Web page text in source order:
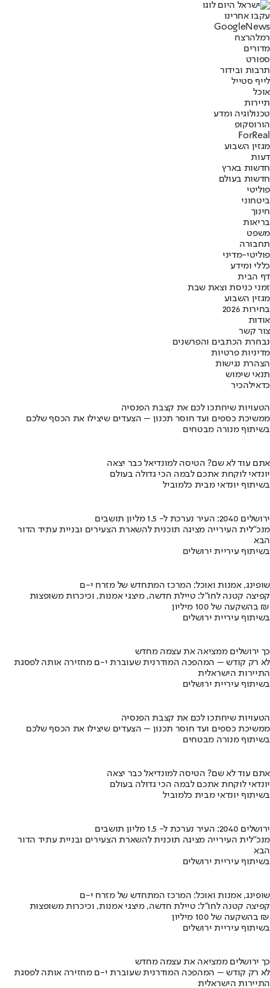
עקבו אחרינו
Googl eNews
רמלהרצח
מדורים
ספורט
תרבות ובידור
לייף סטייל
אוכל
תיירות
טכנולוגיה ומדע
הורוסקופ
ForReal
מגזין השבוע
דעות
חדשות בארץ
חדשות בעולם
פוליטי
ביטחוני
חינוך
בריאות
משפט
תחבורה
פוליטי-מדיני
כללי ומידע
דף הבית
זמני כניסת וצאת שבת
מגזין השבוע
בחירות 2026
אודות
צור קשר
נבחרת הכתבים והפרשנים
מדיניות פרטיות
הצהרת נגישות
תנאי שימוש
כדאילהכיר
הטעויות שיחתכו לכם את קצבת הפנסיה
ממשיכת כספים ועד חוסר תכנון – הצעדים שיצילו את הכסף שלכם
בשיתוף מנורה מבטחים
אתם עוד לא שם? הטיסה למונדיאל כבר יצאה
יונדאי לוקחת אתכם לבמה הכי גדולה בעולם
בשיתוף יונדאי מבית כלמוביל
ירושלים 2040: העיר נערכת ל- 1.5 מליון תושבים
מנכ"לית העירייה מציגה תוכנית להשארת הצעירים ובניית עתיד הדור
הבא
בשיתוף עיריית ירושלים
שופינג, אמנות ואוכל: המרכז המתחדש של מזרח י-ם
קפיצה קטנה לחו"ל: טיילת חדשה, מיצגי אמנות, וכיכרות משופצות
בהשקעה של 100 מיליון ₪
בשיתוף עיריית ירושלים
כך ירושלים ממציאה את עצמה מחדש
לא רק קודש – המהפכה המודרנית שעוברת י-ם מחזירה אותה לפסגת
התיירות הישראלית
בשיתוף עיריית ירושלים
הטעויות שיחתכו לכם את קצבת הפנסיה
ממשיכת כספים ועד חוסר תכנון – הצעדים שיצילו את הכסף שלכם
בשיתוף מנורה מבטחים
אתם עוד לא שם? הטיסה למונדיאל כבר יצאה
יונדאי לוקחת אתכם לבמה הכי גדולה בעולם
בשיתוף יונדאי מבית כלמוביל
ירושלים 2040: העיר נערכת ל- 1.5 מליון תושבים
מנכ"לית העירייה מציגה תוכנית להשארת הצעירים ובניית עתיד הדור
הבא
בשיתוף עיריית ירושלים
שופינג, אמנות ואוכל: המרכז המתחדש של מזרח י-ם
קפיצה קטנה לחו"ל: טיילת חדשה, מיצגי אמנות, וכיכרות משופצות
בהשקעה של 100 מיליון ₪
בשיתוף עיריית ירושלים
כך ירושלים ממציאה את עצמה מחדש
לא רק קודש – המהפכה המודרנית שעוברת י-ם מחזירה אותה לפסגת
התיירות הישראלית